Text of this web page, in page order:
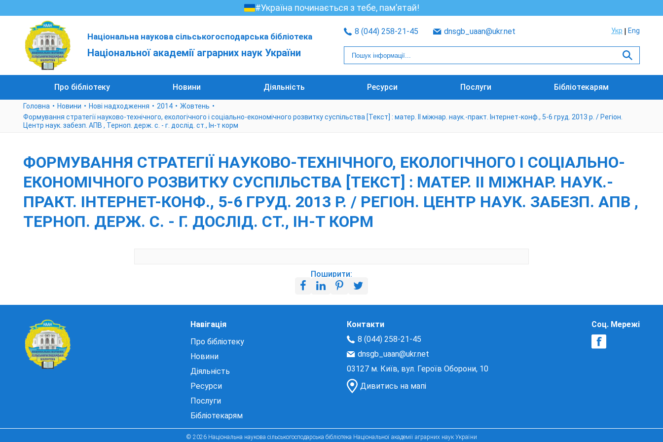
#Україна починається з тебе, пам’ятай!
Національна наукова сільськогосподарська бібліотека
Національної академії аграрних наук України
8 (044) 258-21-45 dnsgb_uaan@ukr.net Укр Eng
Про бібліотеку Новини Діяльність Ресурси Послуги Бібліотекарям
Головна Новини Нові надходження 2014
Жовтень
Формування стратегії науково-технічного, екологічного і соціально-економічного розвитку суспільства [Текст] : матер. ІІ міжнар. наук.-практ. Інтернет-конф., 5-6 груд. 2013 р. / Регіон.
Центр наук. забезп. АПВ , Терноп. держ. с. - г. дослід. ст., Ін-т корм
ФОРМУВАННЯ СТРАТЕГІЇ НАУКОВО-ТЕХНІЧНОГО, ЕКОЛОГІЧНОГО І СОЦІАЛЬНО-
ЕКОНОМІЧНОГО РОЗВИТКУ СУСПІЛЬСТВА [ТЕКСТ] : МАТЕР. ІІ МІЖНАР. НАУК.-
ПРАКТ. ІНТЕРНЕТ-КОНФ., 5-6 ГРУД. 2013 Р. / РЕГІОН. ЦЕНТР НАУК. ЗАБЕЗП. АПВ ,
ТЕРНОП. ДЕРЖ. С. - Г. ДОСЛІД. СТ., ІН-Т КОРМ
Поширити:
Навігація
Про бібліотеку
Новини
Діяльність
Ресурси
Послуги
Бібліотекарям
Контакти
8 (044) 258-21-45
dnsgb_uaan@ukr.net
03127 м. Київ, вул. Героїв Оборони, 10
Дивитись на мапі
Соц. Мережі
© 2026 Національна наукова сільськогосподарська бібліотека Національної академії аграрних наук України